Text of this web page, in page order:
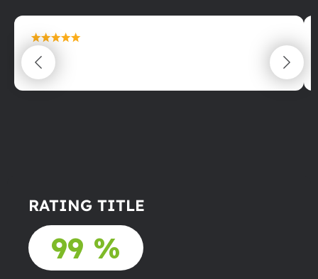
maximální spokojenost
22.06.2025
RATING TITLE
99 %